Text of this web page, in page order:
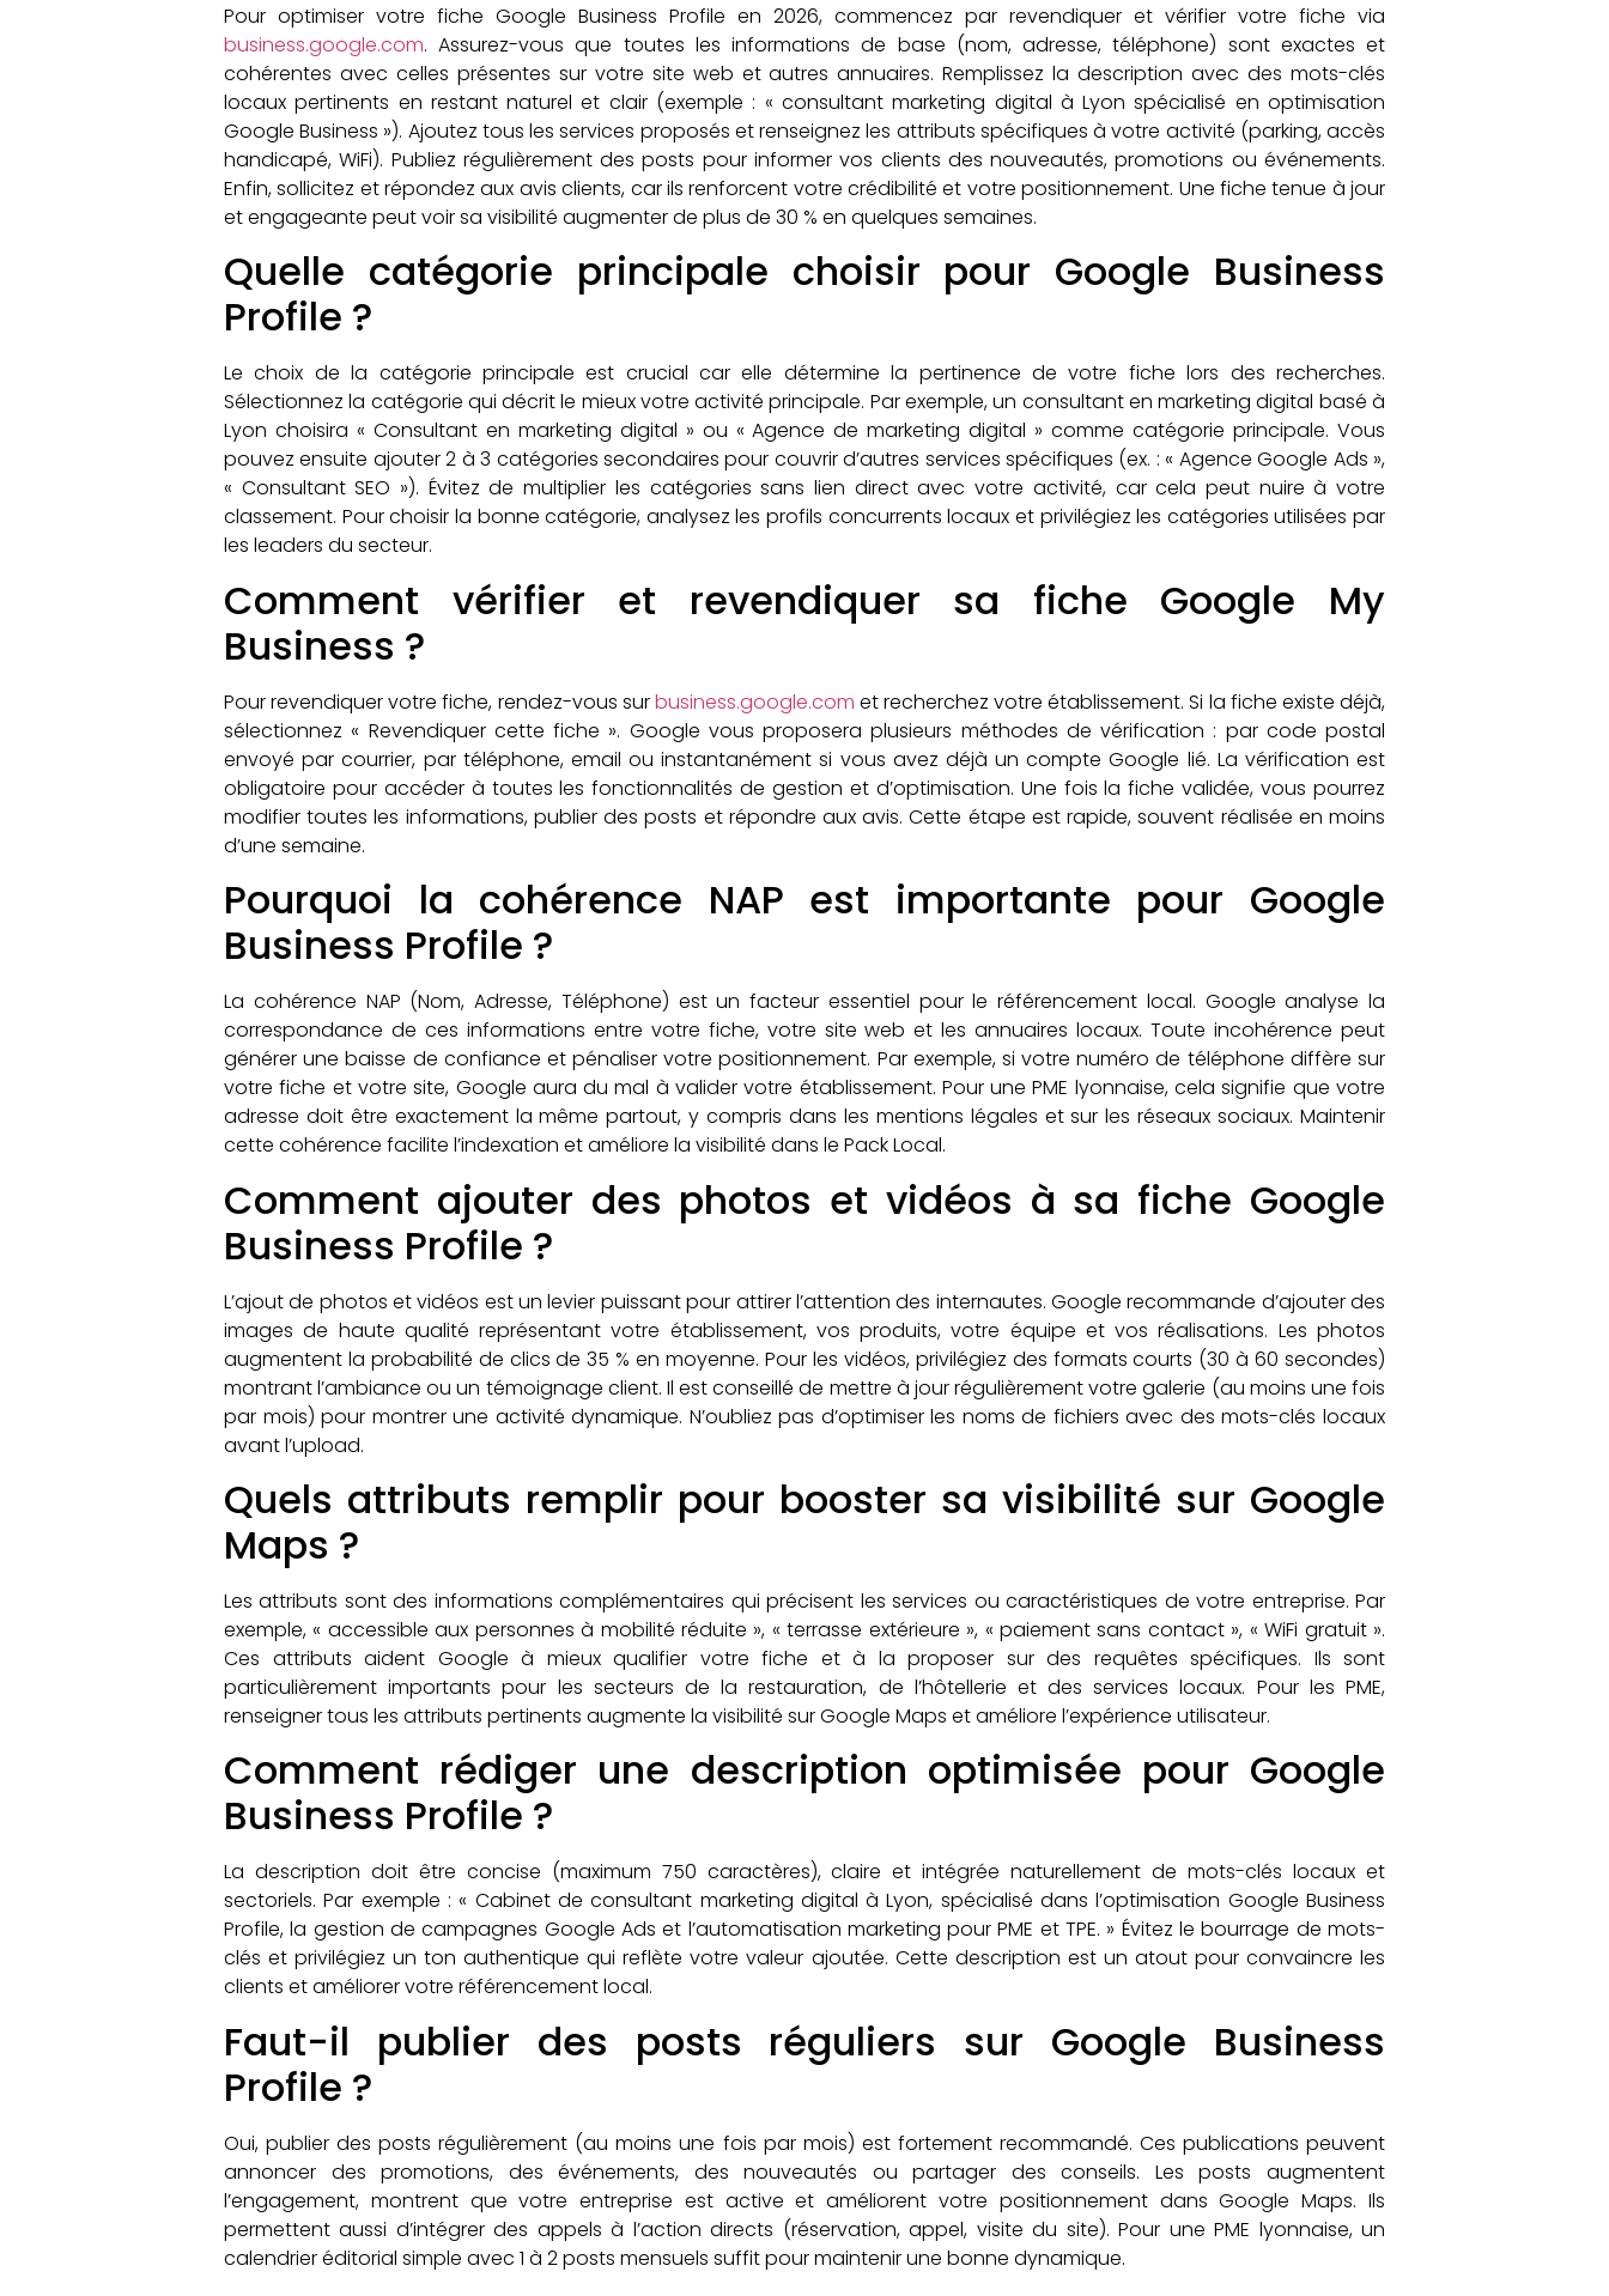
Pour optimiser votre fiche Google Business Profile en 2026, commencez par revendiquer et vérifier votre fiche via
business.google.com. Assurez-vous que toutes les informations de base (nom, adresse, téléphone) sont exactes et
cohérentes avec celles présentes sur votre site web et autres annuaires. Remplissez la description avec des mots-clés
locaux pertinents en restant naturel et clair (exemple : « consultant marketing digital à Lyon spécialisé en optimisation
Google Business »). Ajoutez tous les services proposés et renseignez les attributs spécifiques à votre activité (parking, accès
handicapé, WiFi). Publiez régulièrement des posts pour informer vos clients des nouveautés, promotions ou événements.
Enfin, sollicitez et répondez aux avis clients, car ils renforcent votre crédibilité et votre positionnement. Une fiche tenue à jour
et engageante peut voir sa visibilité augmenter de plus de 30 % en quelques semaines.
Quelle catégorie principale choisir pour Google Business
Profile ?
Le choix de la catégorie principale est crucial car elle détermine la pertinence de votre fiche lors des recherches.
Sélectionnez la catégorie qui décrit le mieux votre activité principale. Par exemple, un consultant en marketing digital basé à
Lyon choisira « Consultant en marketing digital » ou « Agence de marketing digital » comme catégorie principale. Vous
pouvez ensuite ajouter 2 à 3 catégories secondaires pour couvrir d’autres services spécifiques (ex. : « Agence Google Ads »,
« Consultant SEO »). Évitez de multiplier les catégories sans lien direct avec votre activité, car cela peut nuire à votre
classement. Pour choisir la bonne catégorie, analysez les profils concurrents locaux et privilégiez les catégories utilisées par
les leaders du secteur.
Comment vérifier et revendiquer sa fiche Google My
Business ?
Pour revendiquer votre fiche, rendez-vous surbusiness.google.com et recherchez votre établissement. Si la fiche existe déjà,
sélectionnez « Revendiquer cette fiche ». Google vous proposera plusieurs méthodes de vérification : par code postal
envoyé par courrier, par téléphone, email ou instantanément si vous avez déjà un compte Google lié. La vérification est
obligatoire pour accéder à toutes les fonctionnalités de gestion et d’optimisation. Une fois la fiche validée, vous pourrez
modifier toutes les informations, publier des posts et répondre aux avis. Cette étape est rapide, souvent réalisée en moins
d’une semaine.
Pourquoi la cohérence NAP est importante pour Google
Business Profile ?
La cohérence NAP (Nom, Adresse, Téléphone) est un facteur essentiel pour le référencement local. Google analyse la
correspondance de ces informations entre votre fiche, votre site web et les annuaires locaux. Toute incohérence peut
générer une baisse de confiance et pénaliser votre positionnement. Par exemple, si votre numéro de téléphone diffère sur
votre fiche et votre site, Google aura du mal à valider votre établissement. Pour une PME lyonnaise, cela signifie que votre
adresse doit être exactement la même partout, y compris dans les mentions légales et sur les réseaux sociaux. Maintenir
cette cohérence facilite l’indexation et améliore la visibilité dans le Pack Local.
Comment ajouter des photos et vidéos à sa fiche Google
Business Profile ?
L’ajout de photos et vidéos est un levier puissant pour attirer l’attention des internautes. Google recommande d’ajouter des
images de haute qualité représentant votre établissement, vos produits, votre équipe et vos réalisations. Les photos
augmentent la probabilité de clics de 35 % en moyenne. Pour les vidéos, privilégiez des formats courts (30 à 60 secondes)
montrant l’ambiance ou un témoignage client. Il est conseillé de mettre à jour régulièrement votre galerie (au moins une fois
par mois) pour montrer une activité dynamique. N’oubliez pas d’optimiser les noms de fichiers avec des mots-clés locaux
avant l’upload.
Quels attributs remplir pour booster sa visibilité sur Google
Maps ?
Les attributs sont des informations complémentaires qui précisent les services ou caractéristiques de votre entreprise. Par
exemple, « accessible aux personnes à mobilité réduite », « terrasse extérieure », « paiement sans contact », « WiFi gratuit ».
Ces attributs aident Google à mieux qualifier votre fiche et à la proposer sur des requêtes spécifiques. Ils sont
particulièrement importants pour les secteurs de la restauration, de l’hôtellerie et des services locaux. Pour les PME,
renseigner tous les attributs pertinents augmente la visibilité sur Google Maps et améliore l’expérience utilisateur.
Comment rédiger une description optimisée pour Google
Business Profile ?
La description doit être concise (maximum 750 caractères), claire et intégrée naturellement de mots-clés locaux et
sectoriels. Par exemple : « Cabinet de consultant marketing digital à Lyon, spécialisé dans l’optimisation Google Business
Profile, la gestion de campagnes Google Ads et l’automatisation marketing pour PME et TPE. » Évitez le bourrage de mots-
clés et privilégiez un ton authentique qui reflète votre valeur ajoutée. Cette description est un atout pour convaincre les
clients et améliorer votre référencement local.
Faut-il publier des posts réguliers sur Google Business
Profile ?
Oui, publier des posts régulièrement (au moins une fois par mois) est fortement recommandé. Ces publications peuvent
annoncer des promotions, des événements, des nouveautés ou partager des conseils. Les posts augmentent
l’engagement, montrent que votre entreprise est active et améliorent votre positionnement dans Google Maps. Ils
permettent aussi d’intégrer des appels à l’action directs (réservation, appel, visite du site). Pour une PME lyonnaise, un
calendrier éditorial simple avec 1 à 2 posts mensuels suffit pour maintenir une bonne dynamique.